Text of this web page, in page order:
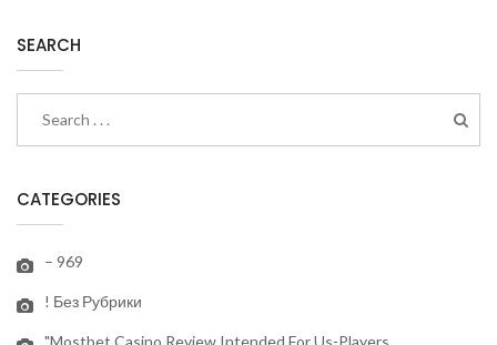
SEARCH
CATEGORIES
– 969
! Без Рубрики